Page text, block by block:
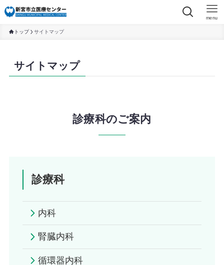
menu
トップ サイトマップ
サイトマップ
診療科のご案内
診療科
内科
腎臓内科
循環器内科